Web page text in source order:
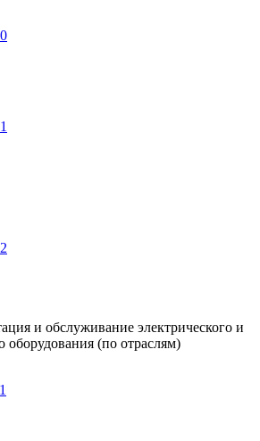
и обслуживание электрического и
оборудования (по отраслям)